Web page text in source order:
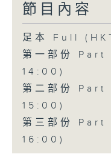
節目內容
足本 Full
第一部份
14:00)
第二部份
15:00)
第三部份
16:00)